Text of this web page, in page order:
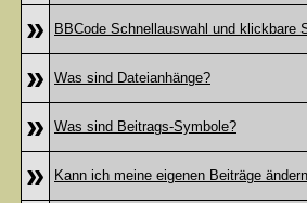
» BBCode Schnellauswahl und klickbare
» Was sind Dateianhänge?
» Was sind Beitrags-Symbole?
» Kann ich meine eigenen Beiträge